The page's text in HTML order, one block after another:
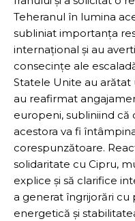
Teheranul în lumina
subliniat importanța
internațional și au
consecințe ale
Statele Unite au arătat
au reafirmat
europeni, subliniind că
acestora va fi
corespunzătoare.
solidaritate cu Cipru,
explice și să clarifice
a generat îngrijorări cu
energetică și